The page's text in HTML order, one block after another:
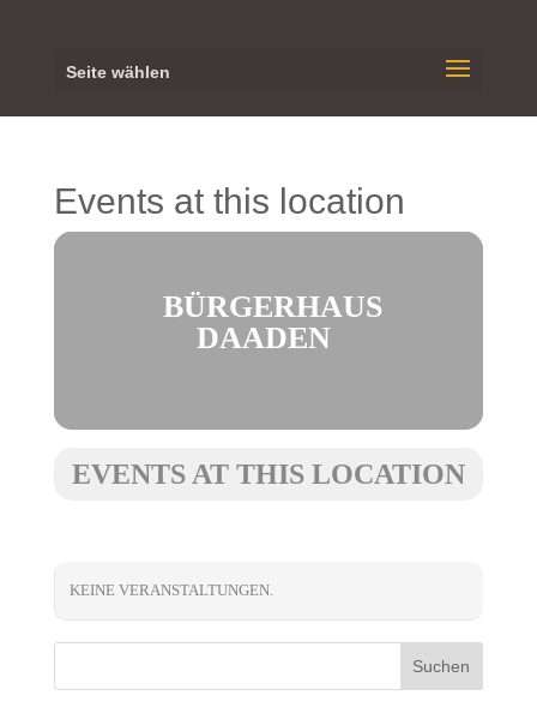
Seite wählen
Events at this location
BÜRGERHAUS
DAADEN
EVENTS AT THIS LOCATION
KEINE VERANSTALTUNGEN.
Suchen